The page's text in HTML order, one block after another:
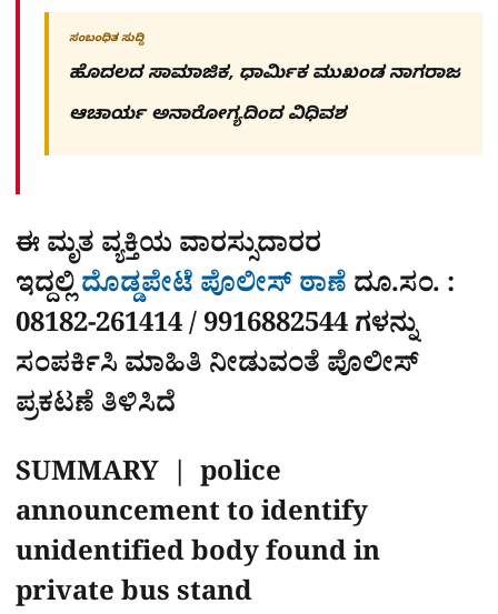
ಸಂಬಂಧಿತ ಸುದ್ದಿ
ಹೊದಲದ ಸಾಮಾಜಿಕ, ಧಾರ್ಮಿಕ ಮುಖಂಡ ನಾಗರಾಜ
ಆಚಾರ್ಯ ಅನಾರೋಗ್ಯದಿಂದ ವಿಧಿವಶ
ಈ ಮೃತ ವ್ಯಕ್ತಿಯ ವಾರಸ್ಸುದಾರರ
ಇದ್ದಲ್ಲಿದೊಡ್ಡಪೇಟೆ ಪೊಲೀಸ್ ಠಾಣೆ ದೂ.ಸಂ. :
08182-261414 / 9916882544 ಗಳನ್ನು
ಸಂಪರ್ಕಿಸಿ ಮಾಹಿತಿ ನೀಡುವಂತೆ ಪೊಲೀಸ್
ಪ್ರಕಟಣೆ ತಿಳಿಸಿದೆ
SUMMARY | police
announcement to identify
unidentified body found in
private bus stand